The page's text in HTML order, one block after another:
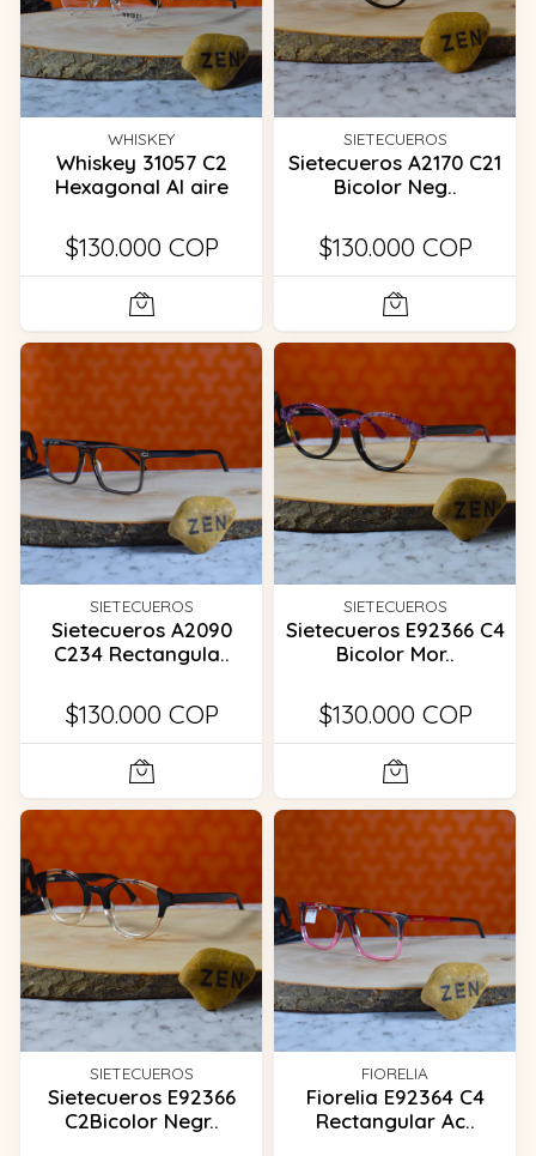
WHISKEY
Whiskey 31057 C2
Hexagonal Al aire
$130.000 COP
SIETECUEROS
Sietecueros A2170 C21
Bicolor Neg..
$130.000 COP
SIETECUEROS
Sietecueros A2090
C234 Rectangula..
$130.000 COP
SIETECUEROS
Sietecueros E92366 C4
Bicolor Mor..
$130.000 COP
SIETECUEROS
Sietecueros E92366
C2Bicolor Negr..
FIORELIA
Fiorelia E92364 C4
Rectangular Ac..